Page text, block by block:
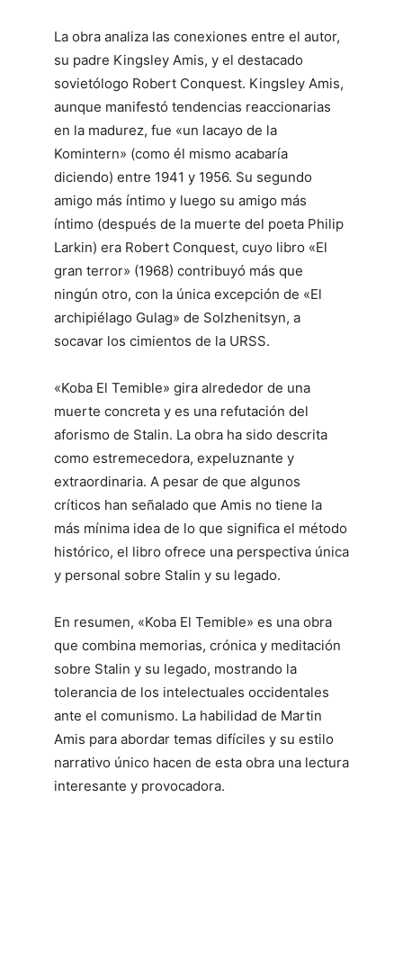
La obra analiza las conexiones entre el autor,
su padre Kingsley Amis, y el destacado
sovietólogo Robert Conquest. Kingsley Amis,
aunque manifestó tendencias reaccionarias
en la madurez, fue «un lacayo de la
Komintern» (como él mismo acabaría
diciendo) entre 1941 y 1956. Su segundo
amigo más íntimo y luego su amigo más
íntimo (después de la muerte del poeta Philip
Larkin) era Robert Conquest, cuyo libro «El
gran terror» (1968) contribuyó más que
ningún otro, con la única excepción de «El
archipiélago Gulag» de Solzhenitsyn, a
socavar los cimientos de la URSS.
«Koba El Temible» gira alrededor de una
muerte concreta y es una refutación del
aforismo de Stalin. La obra ha sido descrita
como estremecedora, expeluznante y
extraordinaria. A pesar de que algunos
críticos han señalado que Amis no tiene la
más mínima idea de lo que significa el método
histórico, el libro ofrece una perspectiva única
y personal sobre Stalin y su legado.
En resumen, «Koba El Temible» es una obra
que combina memorias, crónica y meditación
sobre Stalin y su legado, mostrando la
tolerancia de los intelectuales occidentales
ante el comunismo. La habilidad de Martin
Amis para abordar temas difíciles y su estilo
narrativo único hacen de esta obra una lectura
interesante y provocadora.